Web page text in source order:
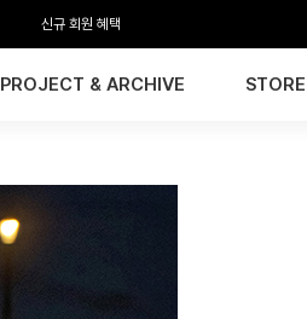
신규 회원 혜택
PROJECT & ARCHIVE STORE